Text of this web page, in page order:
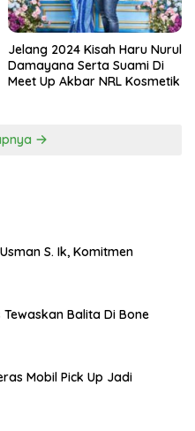
Jelang 2024 Kisah Haru Nurul
Damayana Serta Suami Di
Meet Up Akbar NRL Kosmetik
S. Ik, Komitmen
Balita Di Bone
Mobil Pick Up Jadi